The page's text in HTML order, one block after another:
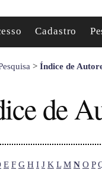
Cadastro
> Índice de
de
E F G H I J K L M N O P